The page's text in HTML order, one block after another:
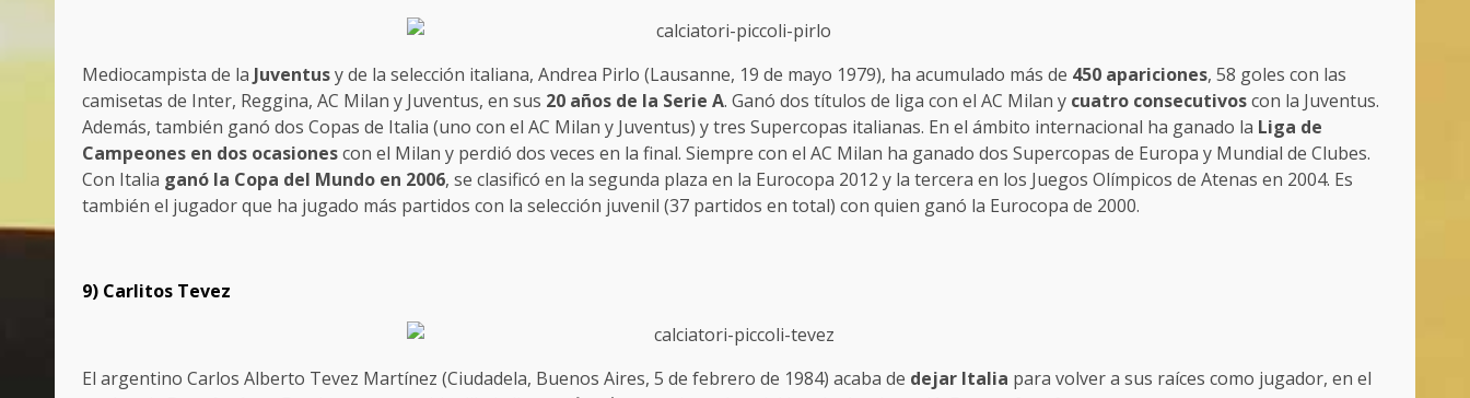
Mediocampista de la Juventusy de la selección italiana, Andrea Pirlo (Lausanne, 19 de mayo 1979), ha acumulado más de 450 apariciones, 58 goles con las
camisetas de Inter, Reggina, AC Milan y Juventus, en sus 20 años de la Serie A. Ganó dos títulos de liga con el AC Milan y cuatro consecutivoscon la Juventus.
Además, también ganó dos Copas de Italia (uno con el AC Milan y Juventus) y tres Supercopas italianas. En el ámbito internacional ha ganado la Liga de
Campeones en dos ocasionescon el Milan y perdió dos veces en la final. Siempre con el AC Milan ha ganado dos Supercopas de Europa y Mundial de Clubes.
Con Italia ganó la Copa del Mundo en 2006, se clasificó en la segunda plaza en la Eurocopa 2012 y la tercera en los Juegos Olímpicos de Atenas en 2004. Es
también el jugador que ha jugado más partidos con la selección juvenil (37 partidos en total) con quien ganó la Eurocopa de 2000.
9) Carlitos Tevez
El argentino Carlos Alberto Tevez Martínez (Ciudadela, Buenos Aires, 5 de febrero de 1984) acaba de dejar Italia para volver a sus raíces como jugador, en el